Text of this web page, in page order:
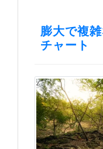
膨大で複
チャート